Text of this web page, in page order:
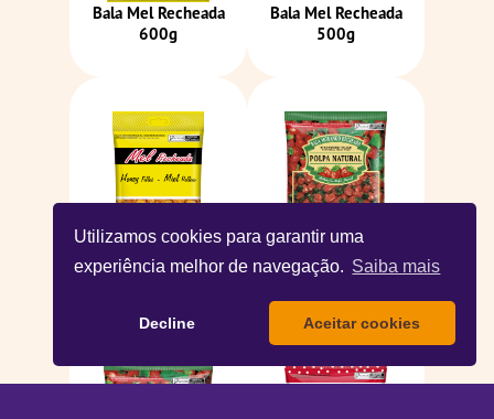
Utilizamos cookies para garantir uma
experiência melhor de navegação. Saiba mais
Decline Aceitar cookies
Bala Mel Recheada
600g
Bala Mel Recheada
500g
Bala Mel Recheada
Bala Morango
Recheada 600g